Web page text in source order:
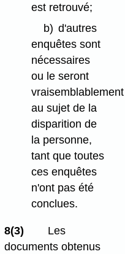
est retrouvé;
b) d'autres
enquêtes sont
nécessaires
ou le seront
vraisemblablement
au sujet de la
disparition de
la personne,
tant que toutes
ces enquêtes
n'ont pas été
conclues.
8(3)
Les
documents obtenus